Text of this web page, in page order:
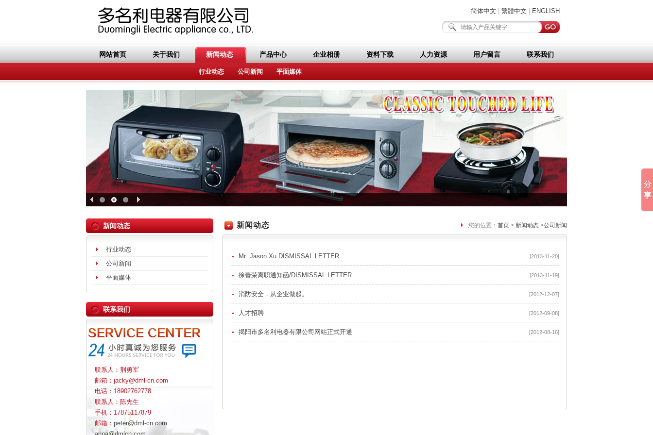
简体中文 繁體中文 ENGLISH
网站首页 关于我们 新闻动态
行业动态 公司新闻 平面媒体
产品中心 企业相册 资料下载 人力资源 用户留言 联系我们
新闻动态
行业动态
公司新闻
平面媒体
联系我们
联系人：荆勇军
邮箱：jacky@dml-cn.com
电话：18902762778
联系人：陈先生
手机：17875117879
邮箱： peter@dml-cn.com
您的位置： 首页 > 新闻动态 >公司新闻
新闻动态
[2013-11-20]
Mr .Jason Xu DISMISSAL LETTER
[2013-11-19]
徐善荣离职通知函/DISMISSAL LETTER
[2012-12-07]
消防安全，从企业做起。
[2012-09-08]
人才招聘
[2012-08-16]
揭阳市多名利电器有限公司网站正式开通